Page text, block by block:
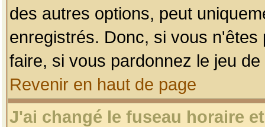
des autres options, peut
enregistrés. Donc, si vous
faire, si vous pardonnez le jeu
Revenir en haut de page
J'ai changé le fuseau horaire